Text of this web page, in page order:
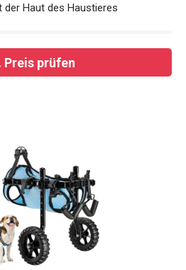
Haut des Haustieres
Preis prüfen